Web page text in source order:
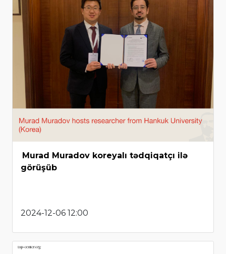
Murad Muradov koreyalı tədqiqatçı ilə
görüşüb
2024-12-06 12:00